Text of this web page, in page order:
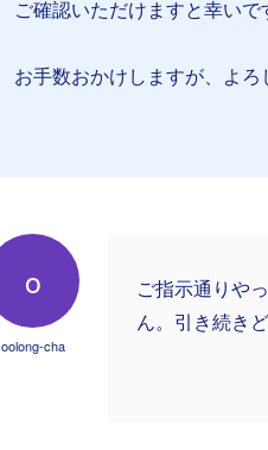
ご確認いただけますと幸いで
お手数おかけしますが、よろ
o
oolong-cha
ご指示通りや
ん。引き続き